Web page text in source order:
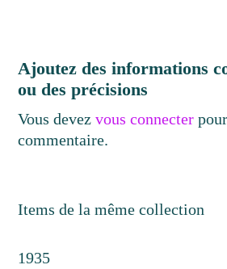
Ajoutez des informations
ou des précisions
Vous devezvous connecter
commentaire.
Items de la même collection
1935